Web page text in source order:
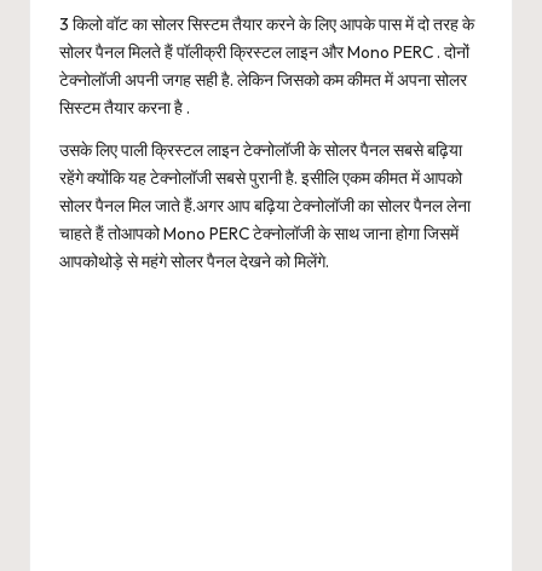
3 किलो वॉट का सोलर सिस्टम तैयार करने के लिए आपके पास में दो तरह के
सोलर पैनल मिलते हैं पॉलीक्री क्रिस्टल लाइन और Mono PERC . दोनों
टेक्नोलॉजी अपनी जगह सही है. लेकिन जिसको कम कीमत में अपना सोलर
सिस्टम तैयार करना है .
उसके लिए पाली क्रिस्टल लाइन टेक्नोलॉजी के सोलर पैनल सबसे बढ़िया
रहेंगे क्योंकि यह टेक्नोलॉजी सबसे पुरानी है. इसीलि एकम कीमत में आपको
सोलर पैनल मिल जाते हैं.अगर आप बढ़िया टेक्नोलॉजी का सोलर पैनल लेना
चाहते हैं तोआपको Mono PERC टेक्नोलॉजी के साथ जाना होगा जिसमें
आपकोथोड़े से महंगे सोलर पैनल देखने को मिलेंगे.